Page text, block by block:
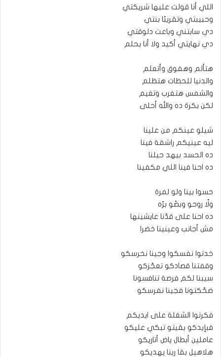
اللي أنا قولت عليها شريكتي
وحبيبتي وتقريبًا بنتي
دي سابتني وباعت دلوقتي
دي نهايتي أكيد ولا أنا بحلم
هتألم وهفوق وأتعلم
والدنيا للحظات هتظلم
والشمس هتغرب وتغيم
لكن بكرة ده والله أحلى
شيلو عينكم من علينا
ليه عينيكم راشقة فينا
ده الحسد بيهد حيلنا
ده احنا فينا اللي مكفينا
حسوا بينا ولو لمرة
ولّا روحو وبصّو برّه
ده احنا على قدّنا عايشينها
مش أجانب وعينينا خضرا
خدتوا نفسكوا وجينا نخرسكو
وقفتنا قصادكو تعجّزكو
سيبنا لكم فرصة تنافسونا
ضحّكتونا فجينا نفرسكو
فكرتوا الشغلة على ايديكم
فبإيدكو بقيتو تبكي عليكو
عاملين أبطال ياض أتاريكو
هلاهيل بقا ربنا يهديكو